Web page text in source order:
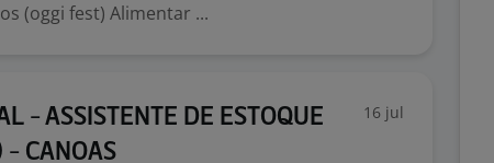
(oggi fest) Alimentar ...
- ASSISTENTE DE ESTOQUE
CANOAS
16 jul